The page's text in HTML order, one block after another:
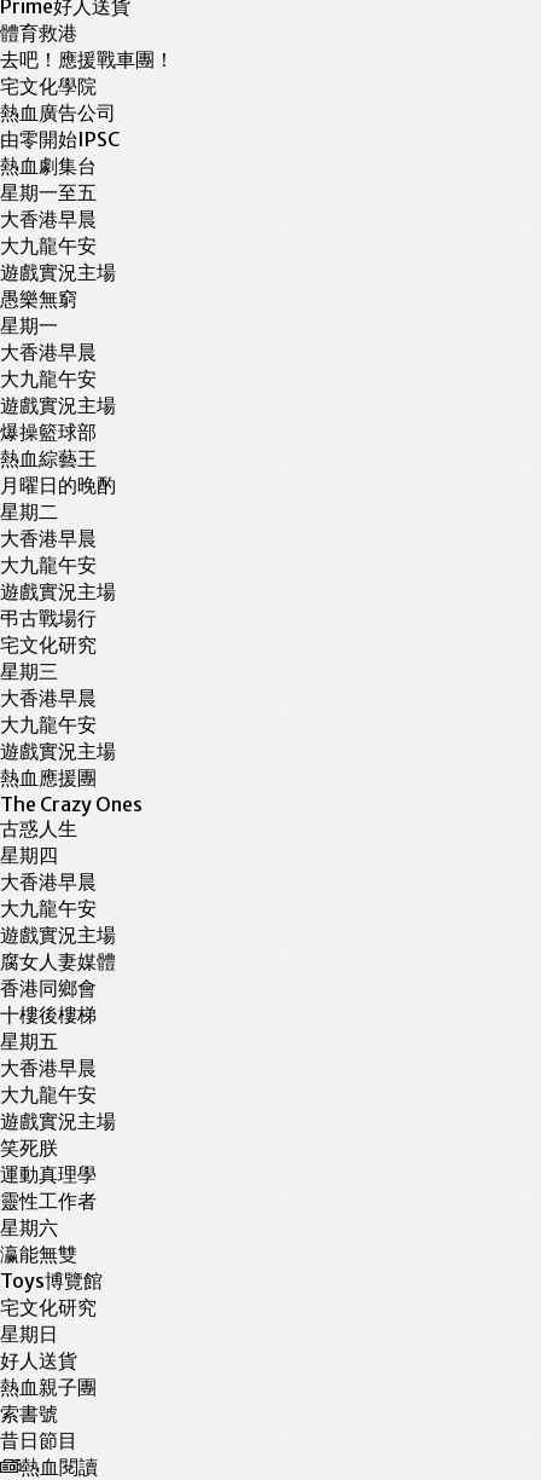
Prime好人送貨
體育救港
去吧！應援戰車團！
宅文化學院
熱血廣告公司
由零開始IPSC
熱血劇集台
星期一至五
大香港早晨
大九龍午安
遊戲實況主場
愚樂無窮
星期一
大香港早晨
大九龍午安
遊戲實況主場
爆操籃球部
熱血綜藝王
月曜日的晚酌
星期二
大香港早晨
大九龍午安
遊戲實況主場
弔古戰場行
宅文化研究
星期三
大香港早晨
大九龍午安
遊戲實況主場
熱血應援團
The Crazy Ones
古惑人生
星期四
大香港早晨
大九龍午安
遊戲實況主場
腐女人妻媒體
香港同鄉會
十樓後樓梯
星期五
大香港早晨
大九龍午安
遊戲實況主場
笑死朕
運動真理學
靈性工作者
星期六
瀛能無雙
Toys博覽館
宅文化研究
星期日
好人送貨
熱血親子團
索書號
昔日節目
熱血閱讀